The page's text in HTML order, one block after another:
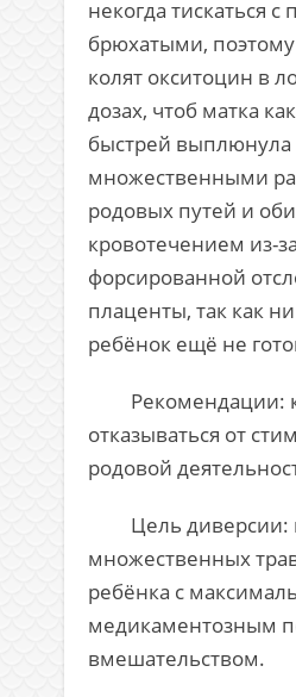
некогда тискаться
брюхатыми,
колят окситоцин в
дозах, чтоб матка
быстрей выплюнула
множественными
родовых путей и
кровотечением из-за
форсированной
плаценты, так как
ребёнок ещё не
Рекомендации:
отказываться от
родовой
Цель диверсии:
множественных
ребёнка с
медикаментозным
вмешательством.